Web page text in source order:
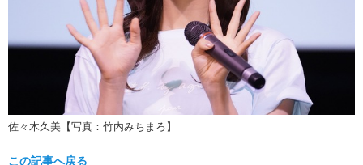
佐々木久美【写真：竹内みちまろ】
この記事へ戻る